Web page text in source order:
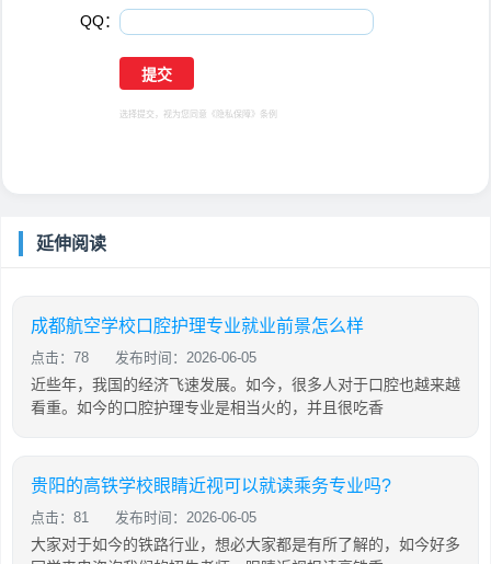
QQ：
选择提交，视为您同意 《隐私保障》 条例
延伸阅读
成都航空学校口腔护理专业就业前景怎么样
点击：78 发布时间：2026-06-05
近些年，我国的经济飞速发展。如今，很多人对于口腔也越来越
看重。如今的口腔护理专业是相当火的，并且很吃香
贵阳的高铁学校眼睛近视可以就读乘务专业吗?
点击：81 发布时间：2026-06-05
大家对于如今的铁路行业，想必大家都是有所了解的，如今好多